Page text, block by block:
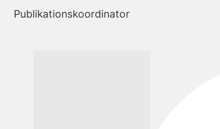
Publikationskoordinator